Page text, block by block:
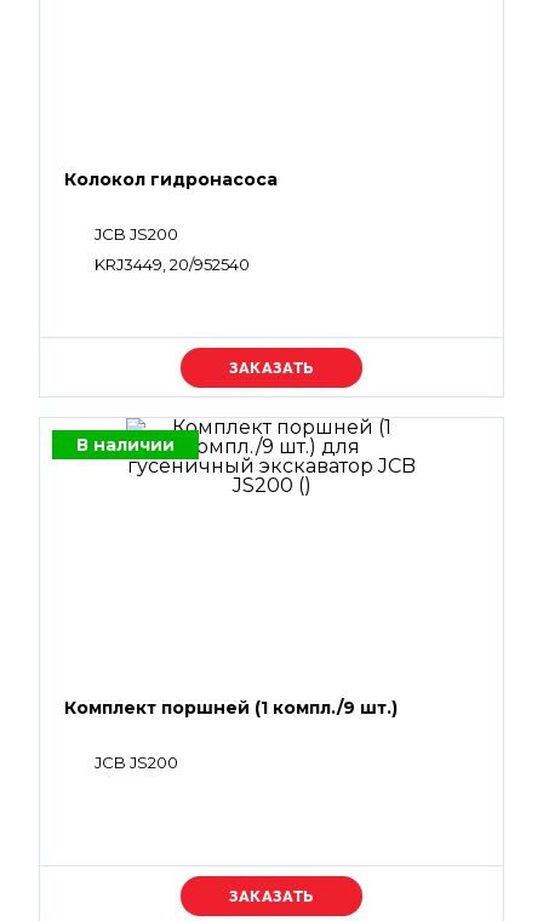
Колокол гидронасоса
JCB JS200
KRJ3449, 20/952540
Уточняйте цену
В наличии
Комплект поршней (1 компл./9 шт.)
JCB JS200
Уточняйте цену